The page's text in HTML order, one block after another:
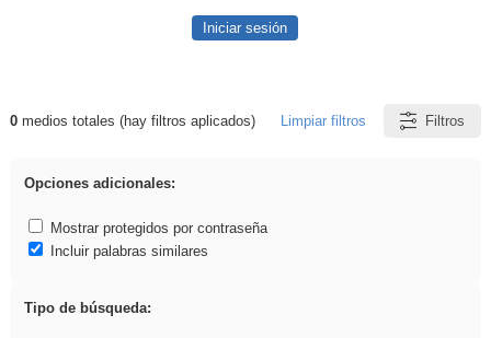
Iniciar sesión
Resultados de: Arquitectura
0medios totales (hay filtros aplicados) Limpiar filtros Filtros
Opciones adicionales:
Mostrar protegidos por contraseña
Incluir palabras similares
Tipo de búsqueda: